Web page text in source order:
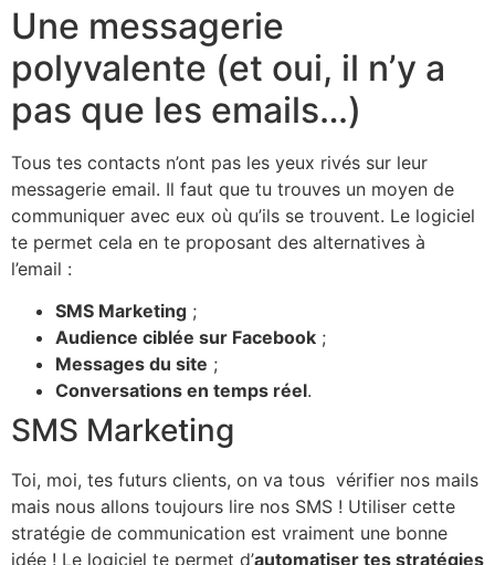
Une messagerie
polyvalente (et oui, il n’y a
pas que les emails…)
Tous tes contacts n’ont pas les yeux rivés sur leur
messagerie email. Il faut que tu trouves un moyen de
communiquer avec eux où qu’ils se trouvent. Le logiciel
te permet cela en te proposant des alternatives à
l’email :
SMS Marketing ;
Audience ciblée sur Facebook ;
Messages du site ;
Conversations en temps réel.
SMS Marketing
Toi, moi, tes futurs clients, on va tous vérifier nos mails
mais nous allons toujours lire nos SMS ! Utiliser cette
stratégie de communication est vraiment une bonne
idée ! Le logiciel te permet d’automatiser tes stratégies